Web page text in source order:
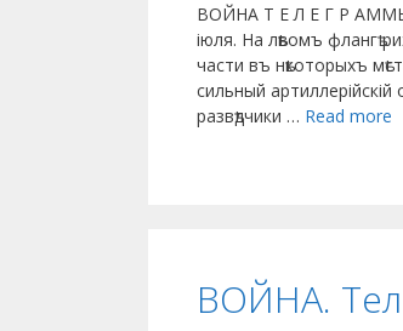
ВОЙНА Т Е Л Е Г Р
іюля. На лѣвомъ флангѣ
части въ нѣкоторыхъ
сильный
развѣдчики … Read more
ВОЙНА.